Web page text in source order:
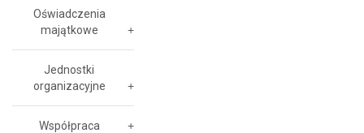
Oświadczenia
majątkowe
Jednostki
organizacyjne
Współpraca